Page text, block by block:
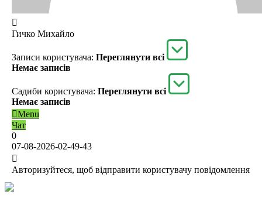
Гичко Михайло
Записи користувача: Переглянути всі
Немає записів
Садиби користувача: Переглянути всі
Немає записів
Menu
Чат
0
07-08-2026-02-49-43
Авторизуйтеся, щоб відправити користувачу повідомлення